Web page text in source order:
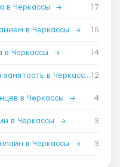
в Черкассы → 17
в Черкассы → 15
в Черкассы → 14
Работа для студентов неполная занятость в Черкассы →
12
в Черкассы → 4
в Черкассы → 3
в Черкассы → 3